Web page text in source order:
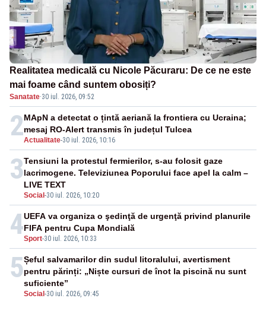
Realitatea medicală cu Nicole Păcuraru: De ce ne este
mai foame când suntem obosiți?
Sanatate·30 iul. 2026, 09:52
2Actualitate-30 iul. 2026, 10:16
MApN a detectat o țintă aeriană la frontiera cu Ucraina;
mesaj RO-Alert transmis în județul Tulcea
3
Social -30 iul. 2026, 10:20
Tensiuni la protestul fermierilor, s-au folosit gaze
lacrimogene. Televiziunea Poporului face apel la calm –
LIVE TEXT
4Sport-30 iul. 2026, 10:33
UEFA va organiza o şedinţă de urgenţă privind planurile
FIFA pentru Cupa Mondială
5
Social -30 iul. 2026, 09:45
Șeful salvamarilor din sudul litoralului, avertisment
pentru părinți: „Niște cursuri de înot la piscină nu sunt
suficiente”